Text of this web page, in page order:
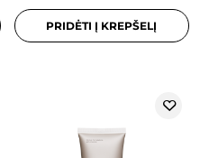
PRIDĖTI Į KREPŠELĮ